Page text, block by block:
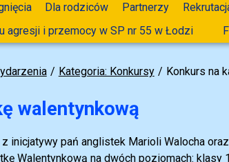
Dla rodziców Partnerzy
agresji i przemocy w SP nr 55 w Łodzi
Kategoria: Konkursy Konkurs na
walentynkową
inicjatywy pań anglistek Marioli Walocha
Walentynkową na dwóch poziomach: klasy